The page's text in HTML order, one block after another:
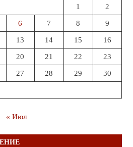
1 2
6 7 8 9
13 14 15 16
20 21 22 23
27 28 29 30
« Июл